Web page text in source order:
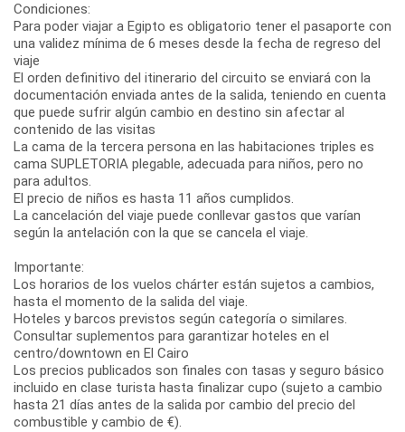
Condiciones:
Para poder viajar a Egipto es obligatorio tener el pasaporte con
una validez mínima de 6 meses desde la fecha de regreso del
viaje
El orden definitivo del itinerario del circuito se enviará con la
documentación enviada antes de la salida, teniendo en cuenta
que puede sufrir algún cambio en destino sin afectar al
contenido de las visitas
La cama de la tercera persona en las habitaciones triples es
cama SUPLETORIA plegable, adecuada para niños, pero no
para adultos.
El precio de niños es hasta 11 años cumplidos.
La cancelación del viaje puede conllevar gastos que varían
según la antelación con la que se cancela el viaje.
Importante:
Los horarios de los vuelos chárter están sujetos a cambios,
hasta el momento de la salida del viaje.
Hoteles y barcos previstos según categoría o similares.
Consultar suplementos para garantizar hoteles en el
centro/downtown en El Cairo
Los precios publicados son finales con tasas y seguro básico
incluido en clase turista hasta finalizar cupo (sujeto a cambio
hasta 21 días antes de la salida por cambio del precio del
combustible y cambio de €).